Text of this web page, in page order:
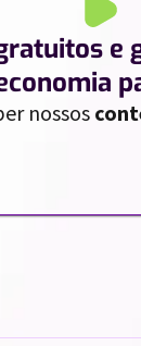
e
nossos